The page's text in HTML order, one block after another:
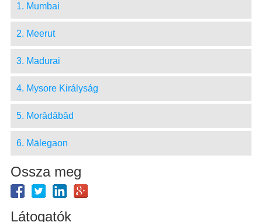
1. Mumbai
2. Meerut
3. Madurai
4. Mysore Királyság
5. Morādābād
6. Mālegaon
Ossza meg
Látogatók